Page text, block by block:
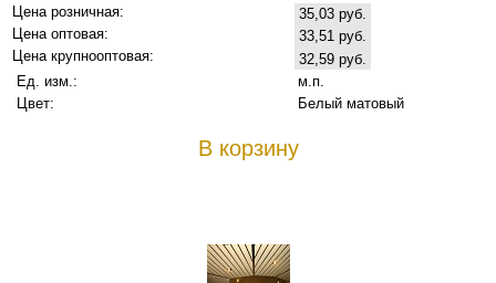
Цена розничная:
35,03 руб.
Цена оптовая:
33,51 руб.
Цена крупнооптовая:
32,59 руб.
Ед. изм.:
м.п.
Цвет:
Белый матовый
В корзину